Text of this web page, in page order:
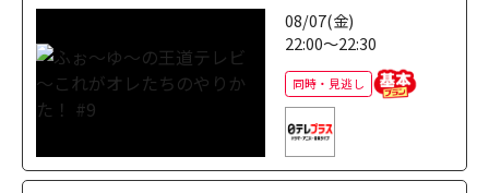
08/07(金)
22:00～22:30
同時・見逃し